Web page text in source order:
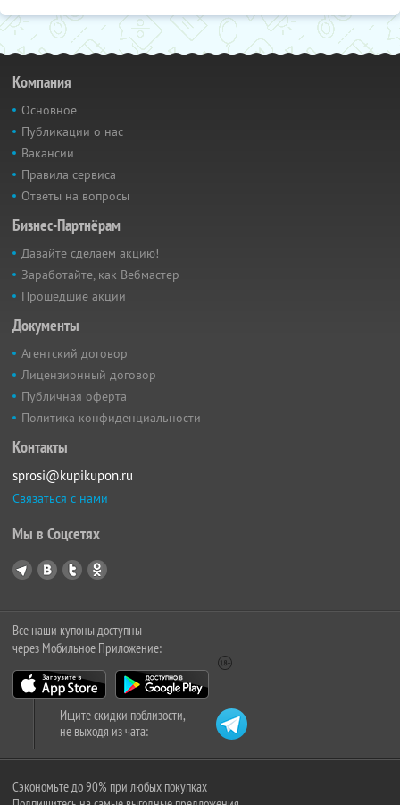
Компания
Основное
Публикации о нас
Вакансии
Правила сервиса
Ответы на вопросы
Бизнес-Партнёрам
Давайте сделаем акцию!
Заработайте, как Вебмастер
Прошедшие акции
Документы
Агентский договор
Лицензионный договор
Публичная оферта
Политика конфиденциальности
Контакты
sprosi@kupikupon.ru
Связаться с нами
Мы в Соцсетях
Все наши купоны доступны
через Мобильное Приложение:
Ищите скидки поблизости,
не выходя из чата:
Сэкономьте до 90% при любых покупках